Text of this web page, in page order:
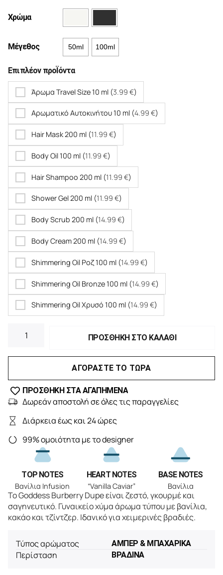
Χρώμα
Μέγεθος 50ml 100ml
Επιπλέον προΪόντα
Άρωμα Travel Size 10 ml (3.99 €)
Αρωματικό Αυτοκινήτου 10 ml (4.99 €)
Hair Mask 200 ml (11.99 €)
Body Oil 100 ml (11.99 €)
Hair Shampoo 200 ml (11.99 €)
Shower Gel 200 ml (11.99 €)
Body Scrub 200 ml (14.99 €)
Body Cream 200 ml (14.99 €)
Shimmering Oil Ροζ 100 ml (14.99 €)
Shimmering Oil Bronze 100 ml (14.99 €)
Shimmering Oil Χρυσό 100 ml (14.99 €)
ΠΡΟΣΘΗΚΗ ΣΤΟ ΚΑΛΑΘΙ
ΑΓΟΡΑΣΤΕ ΤΟ ΤΩΡΑ
ΠΡΟΣΘΗΚΗ ΣΤΑ ΑΓΑΠΗΜΕΝΑ
Δωρεάν αποστολή σε όλες τις παραγγελίες
Διάρκεια έως και 24 ώρες
99% ομοιότητα με το designer
TOP NOTES
Βανίλια Infusion
HEART NOTES
“Vanilla Caviar”
BASE NOTES
Βανίλια
Το Goddess Burberry Dupe είναι ζεστό, γκουρμέ και
σαγηνευτικό. Γυναικείο χύμα άρωμα τύπου με βανίλια,
κακάο και τζίντζερ. Iδανικό για χειμερινές βραδιές.
Τύπος αρώματος ΑΜΠΕΡ & ΜΠΑΧΑΡΙΚΑ
Περίσταση ΒΡΑΔΙΝΑ